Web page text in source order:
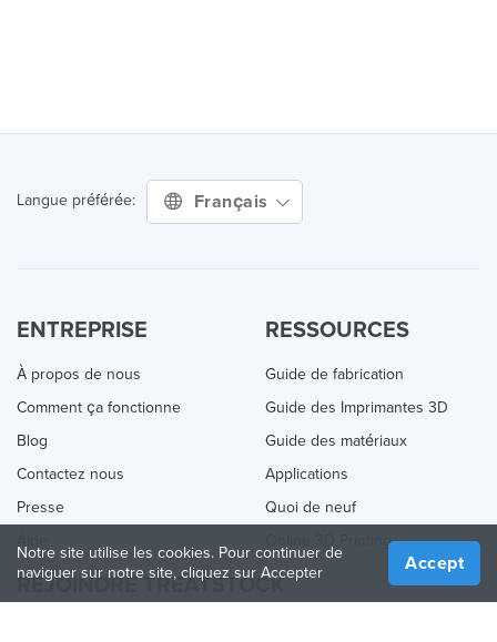
Langue préférée: Français
ENTREPRISE
À propos de nous
Comment ça fonctionne
Blog
Contactez nous
Presse
RESSOURCES
Guide de fabrication
Guide des Imprimantes 3D
Guide des matériaux
Applications
Quoi de neuf
Online 3D Printing
REJOINDRE TREATSTOCK
Notre site utilise les cookies. Pour continuer de
naviguer sur notre site, cliquez sur Accepter
Accept